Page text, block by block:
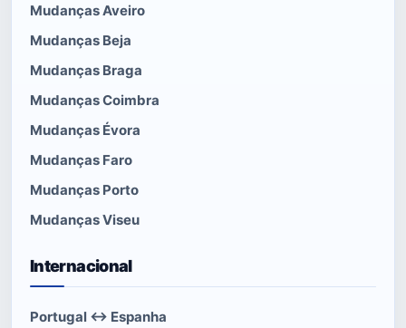
Mudanças Aveiro
Mudanças Beja
Mudanças Braga
Mudanças Coimbra
Mudanças Évora
Mudanças Faro
Mudanças Porto
Mudanças Viseu
Internacional
Portugal ↔ Espanha